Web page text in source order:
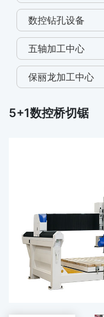
数控钻孔设备
五轴加工中心
保丽龙加工中心
5+1数控桥切锯